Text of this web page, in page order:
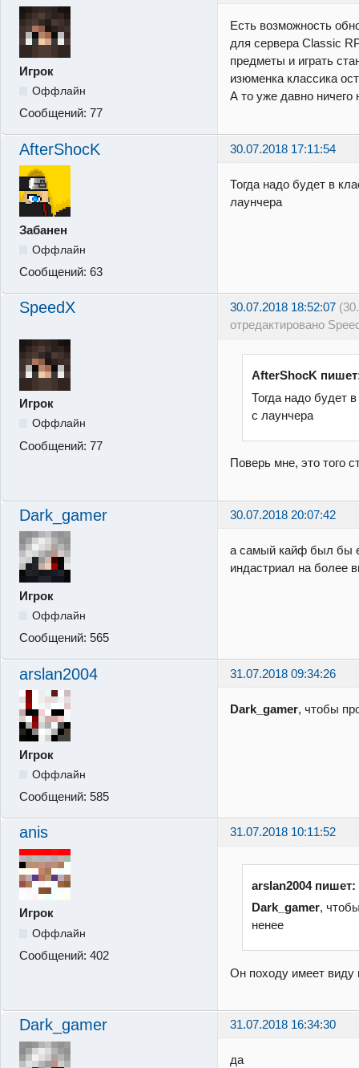
Игрок
Оффлайн
Сообщений: 77
Есть возможность
для сервера Classic
предметы и играть
изюменка классика
А то уже давно ничего
AfterShocK 30.07.2018 17:11:54
Забанен
Оффлайн
Сообщений: 63
Тогда надо будет в
лаунчера
SpeedX 30.07.2018 18:52:07
отредактировано
Игрок
Оффлайн
Сообщений: 77
AfterShocK
Тогда надо будет
с лаунчера
Поверь мне, это того
Dark_gamer 30.07.2018 20:07:42
Игрок
Оффлайн
Сообщений: 565
а самый кайф был бы
индастриал на более
arslan2004 31.07.2018 09:34:26
Игрок
Оффлайн
Сообщений: 585
Dark_gamer, чтобы
anis 31.07.2018 10:11:52
Игрок
Оффлайн
Сообщений: 402
arslan2004 пишет:
Dark_gamer,
ненее
Он походу имеет виду
Dark_gamer 31.07.2018 16:34:30
да